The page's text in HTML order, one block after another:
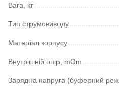
Вага, кг
Тип струмовиводу
Матеріал корпусу
Внутрішній опір, mOm
Зарядна напруга (буферний